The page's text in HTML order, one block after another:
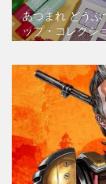
あつまれ どうぶ
ップ・コレクシ